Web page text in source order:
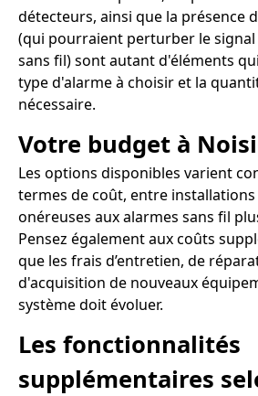
détecteurs, ainsi que la présence
(qui pourraient perturber le signal
sans fil) sont autant d'éléments
type d'alarme à choisir et la
nécessaire.
Votre budget à
Les options disponibles varient
termes de coût, entre
onéreuses aux alarmes sans fil
Pensez également aux coûts
que les frais d’entretien, de
d'acquisition de nouveaux
système doit évoluer.
Les fonctionnalités
supplémentaires